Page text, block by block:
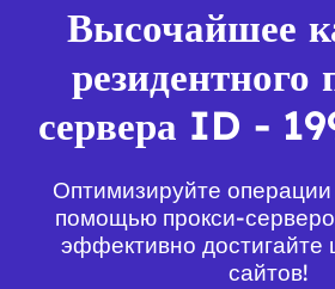
Высочайшее
резидентного
сервера ID -
Оптимизируйте операции
помощью прокси-
эффективно достигайте
сайтов!